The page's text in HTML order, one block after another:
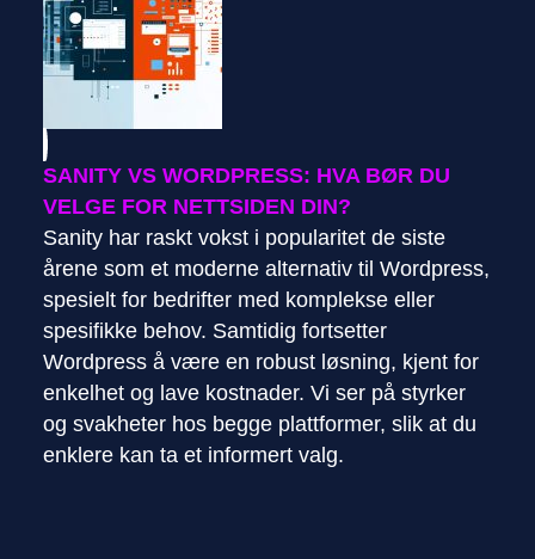
SANITY VS WORDPRESS: HVA BØR DU
VELGE FOR NETTSIDEN DIN?
Sanity har raskt vokst i popularitet de siste
årene som et moderne alternativ til Wordpress,
spesielt for bedrifter med komplekse eller
spesifikke behov. Samtidig fortsetter
Wordpress å være en robust løsning, kjent for
enkelhet og lave kostnader. Vi ser på styrker
og svakheter hos begge plattformer, slik at du
enklere kan ta et informert valg.